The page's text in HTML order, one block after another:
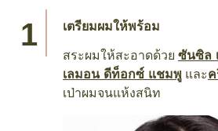
เตรียมผมให้พร้อม
สระผมให้สะอาดด้วย ซันซิล
เลมอน ดีท็อกซ์ แชมพู และ
เป่าผมจนแห้งสนิท